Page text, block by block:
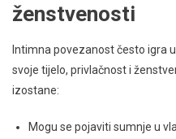
ženstvenosti
Intimna povezanost često igra
svoje tijelo, privlačnost i
izostane:
Mogu se pojaviti sumnje u